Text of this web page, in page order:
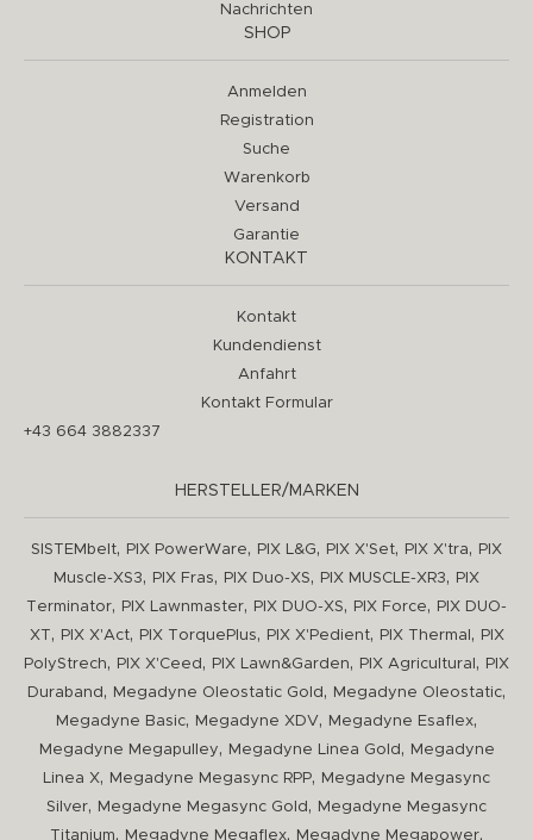
Nachrichten
SHOP
Anmelden
Registration
Suche
Warenkorb
Versand
Garantie
KONTAKT
Kontakt
Kundendienst
Anfahrt
Kontakt Formular
+43 664 3882337
HERSTELLER/MARKEN
SISTEMbelt, PIX PowerWare, PIX L&G, PIX X'Set, PIX X'tra,
PIX
Muscle-XS3, PIX Fras, PIX Duo-XS, PIX MUSCLE-XR3,
PIX
Terminator, PIX Lawnmaster, PIX DUO-XS, PIX Force,
PIX DUO-
XT, PIX X'Act, PIX TorquePlus, PIX X'Pedient, PIX Thermal ,
PIX
PolyStrech, PIX X'Ceed , PIX Lawn&Garden, PIX Agricultural ,
PIX
Duraband , Megadyne Oleostatic Gold , Megadyne Oleostatic,
Megadyne Basic, Megadyne XDV, Megadyne Esaflex,
Megadyne Megapulley, Megadyne Linea Gold ,
Megadyne
Linea X, Megadyne Megasync RPP,
Megadyne Megasync
Silver, Megadyne Megasync Gold ,
Megadyne Megasync
Titanium, Megadyne Megaflex, Megadyne Megapower,